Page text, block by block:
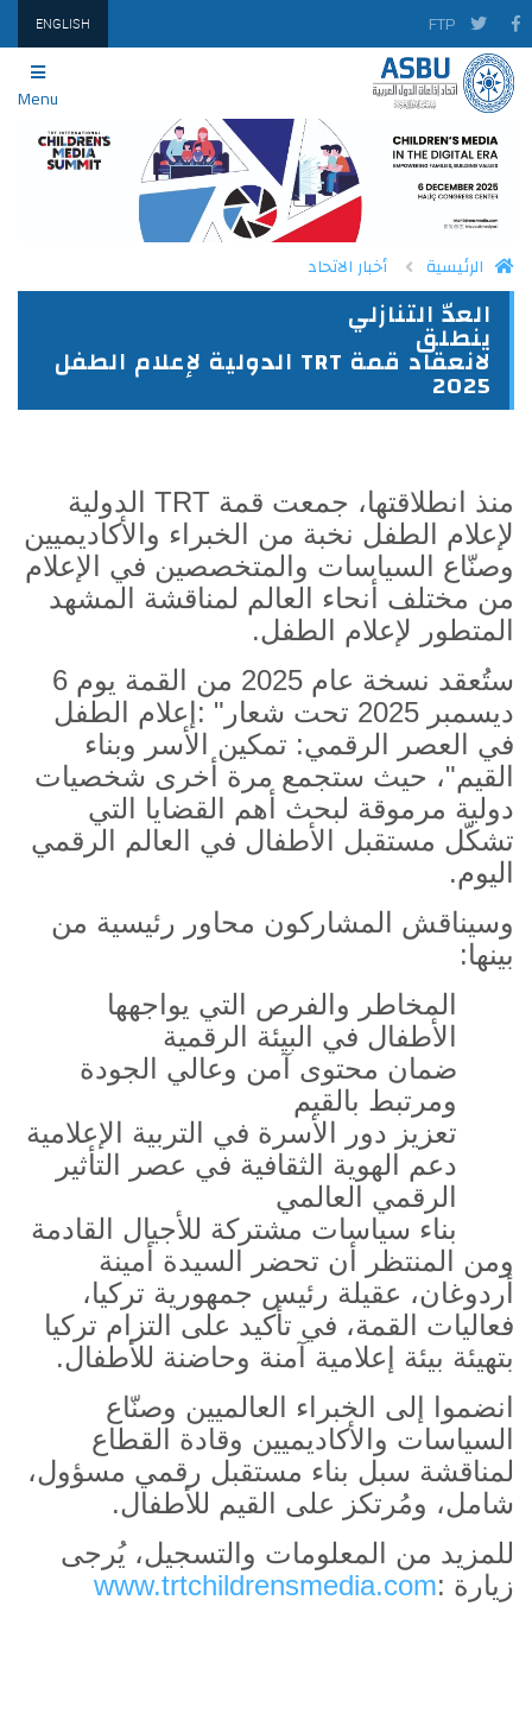
FTP
ENGLISH
Menu
الرئيسية
أخبار الاتحاد
العدّ التنازلي
ينطلق
لانعقاد قمة TRT الدولية لإعلام الطفل
2025
منذ انطلاقتها، جمعت قمة TRT الدولية
لإعلام الطفل نخبة من الخبراء والأكاديميين
وصنّاع السياسات والمتخصصين في الإعلام
من مختلف أنحاء العالم لمناقشة المشهد
المتطور لإعلام الطفل.
ستُعقد نسخة عام 2025 من القمة يوم
6
ديسمبر 2025 تحت شعار
: " إعلام الطفل
في العصر الرقمي: تمكين الأسر وبناء
القيم"، حيث ستجمع مرة أخرى شخصيات
دولية مرموقة لبحث أهم القضايا التي
تشكّل مستقبل الأطفال في العالم الرقمي
اليوم.
وسيناقش المشاركون محاور رئيسية من
بينها:
المخاطر والفرص التي يواجهها
الأطفال في البيئة الرقمية
ضمان محتوى آمن وعالي الجودة
ومرتبط بالقيم
تعزيز دور الأسرة في التربية الإعلامية
دعم الهوية الثقافية في عصر التأثير
الرقمي العالمي
بناء سياسات مشتركة للأجيال القادمة
ومن المنتظر أن تحضر السيدة أمينة
أردوغان، عقيلة رئيس جمهورية تركيا،
فعاليات القمة، في تأكيد على التزام تركيا
بتهيئة بيئة إعلامية آمنة وحاضنة للأطفال.
انضموا إلى الخبراء العالميين وصنّاع
السياسات والأكاديميين وقادة القطاع
لمناقشة سبل بناء مستقبل رقمي مسؤول،
شامل، ومُرتكز على القيم للأطفال.
للمزيد من المعلومات والتسجيل، يُرجى
زيارة :
www.trtchildrensmedia.com